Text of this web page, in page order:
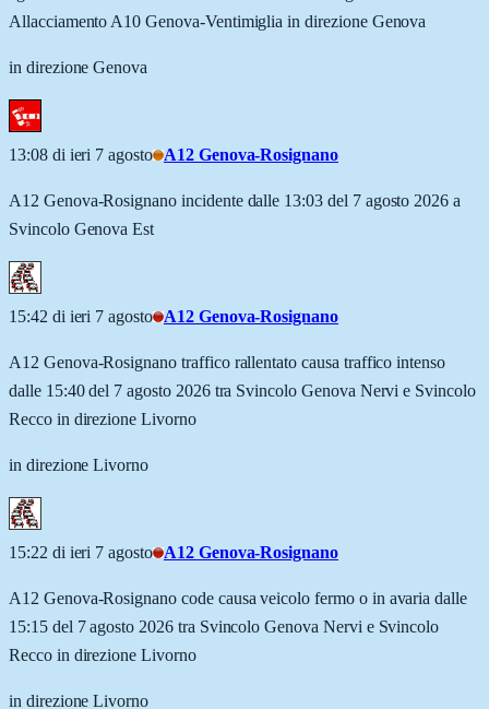
Allacciamento A10 Genova-Ventimiglia in direzione Genova
in direzione Genova
13:08 di ieri 7 agosto A12 Genova-Rosignano
A12 Genova-Rosignano incidente dalle 13:03 del 7 agosto 2026 a
Svincolo Genova Est
15:42 di ieri 7 agosto A12 Genova-Rosignano
A12 Genova-Rosignano traffico rallentato causa traffico intenso
dalle 15:40 del 7 agosto 2026 tra Svincolo Genova Nervi e Svincolo
Recco in direzione Livorno
in direzione Livorno
15:22 di ieri 7 agosto A12 Genova-Rosignano
A12 Genova-Rosignano code causa veicolo fermo o in avaria dalle
15:15 del 7 agosto 2026 tra Svincolo Genova Nervi e Svincolo
Recco in direzione Livorno
in direzione Livorno